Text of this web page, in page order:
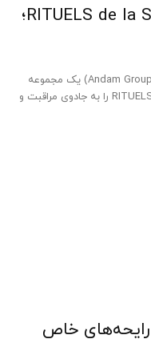
هنر زیبایی با برند RITUELS de la SULTANE؛
شرکت گروه بین‌المللی آندام (Andam Group International) یک مجموعه
نوآور است که برند لوکس RITUELS de la SULTANE را به جادوی مراقبت و